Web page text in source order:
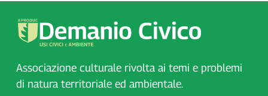
Associazione culturale rivolta ai temi e problemi
di natura territoriale ed ambientale.